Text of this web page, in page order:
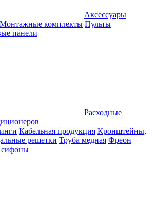
Аксессуары
Монтажные комплекты Пульты
панели
Расходные
Кабельная продукция Кронштейны,
решетки Труба медная Фреон